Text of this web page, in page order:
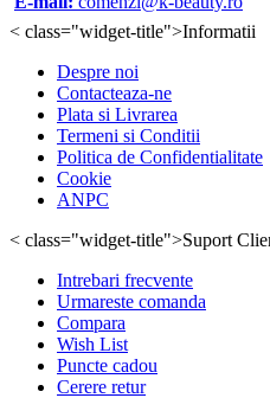
< class="widget-title">Informatii
Despre noi
Contacteaza-ne
Plata si Livrarea
Termeni si Conditii
Politica de Confidentialitate
Cookie
ANPC
< class="widget-title">Suport
Intrebari frecvente
Urmareste comanda
Compara
Wish List
Puncte cadou
Cerere retur